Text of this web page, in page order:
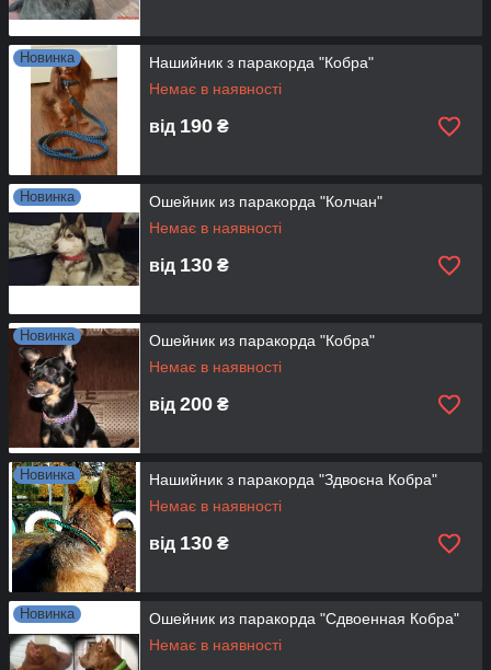
Новинка
Нашийник з паракорда "Кобра"
Немає в наявності
від 190 ₴
Новинка
Ошейник из паракорда "Колчан"
Немає в наявності
від 130 ₴
Новинка
Ошейник из паракорда "Кобра"
Немає в наявності
від 200 ₴
Новинка
Нашийник з паракорда "Здвоєна Кобра"
Немає в наявності
від 130 ₴
Новинка
Ошейник из паракорда "Сдвоенная Кобра"
Немає в наявності